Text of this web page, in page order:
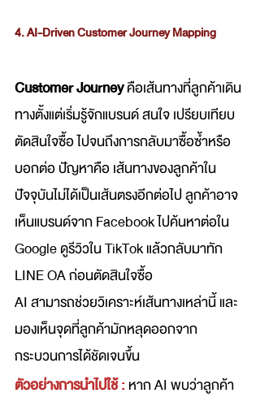
4. AI-Driven Customer Journey Mapping
Customer Journey คือเส้นทางที่ลูกค้าเดิน
ทางตั้งแต่เริ่มรู้จักแบรนด์ สนใจ เปรียบเทียบ
ตัดสินใจซื้อ ไปจนถึงการกลับมาซื้อซ้ำหรือ
บอกต่อ ปัญหาคือ เส้นทางของลูกค้าใน
ปัจจุบันไม่ได้เป็นเส้นตรงอีกต่อไป ลูกค้าอาจ
เห็นแบรนด์จาก Facebook ไปค้นหาต่อใน
Google ดูรีวิวใน TikTok แล้วกลับมาทัก
LINE OA ก่อนตัดสินใจซื้อ
AI สามารถช่วยวิเคราะห์เส้นทางเหล่านี้ และ
มองเห็นจุดที่ลูกค้ามักหลุดออกจาก
กระบวนการได้ชัดเจนขึ้น
ตัวอย่างการนำไปใช้ :หาก AI พบว่าลูกค้า